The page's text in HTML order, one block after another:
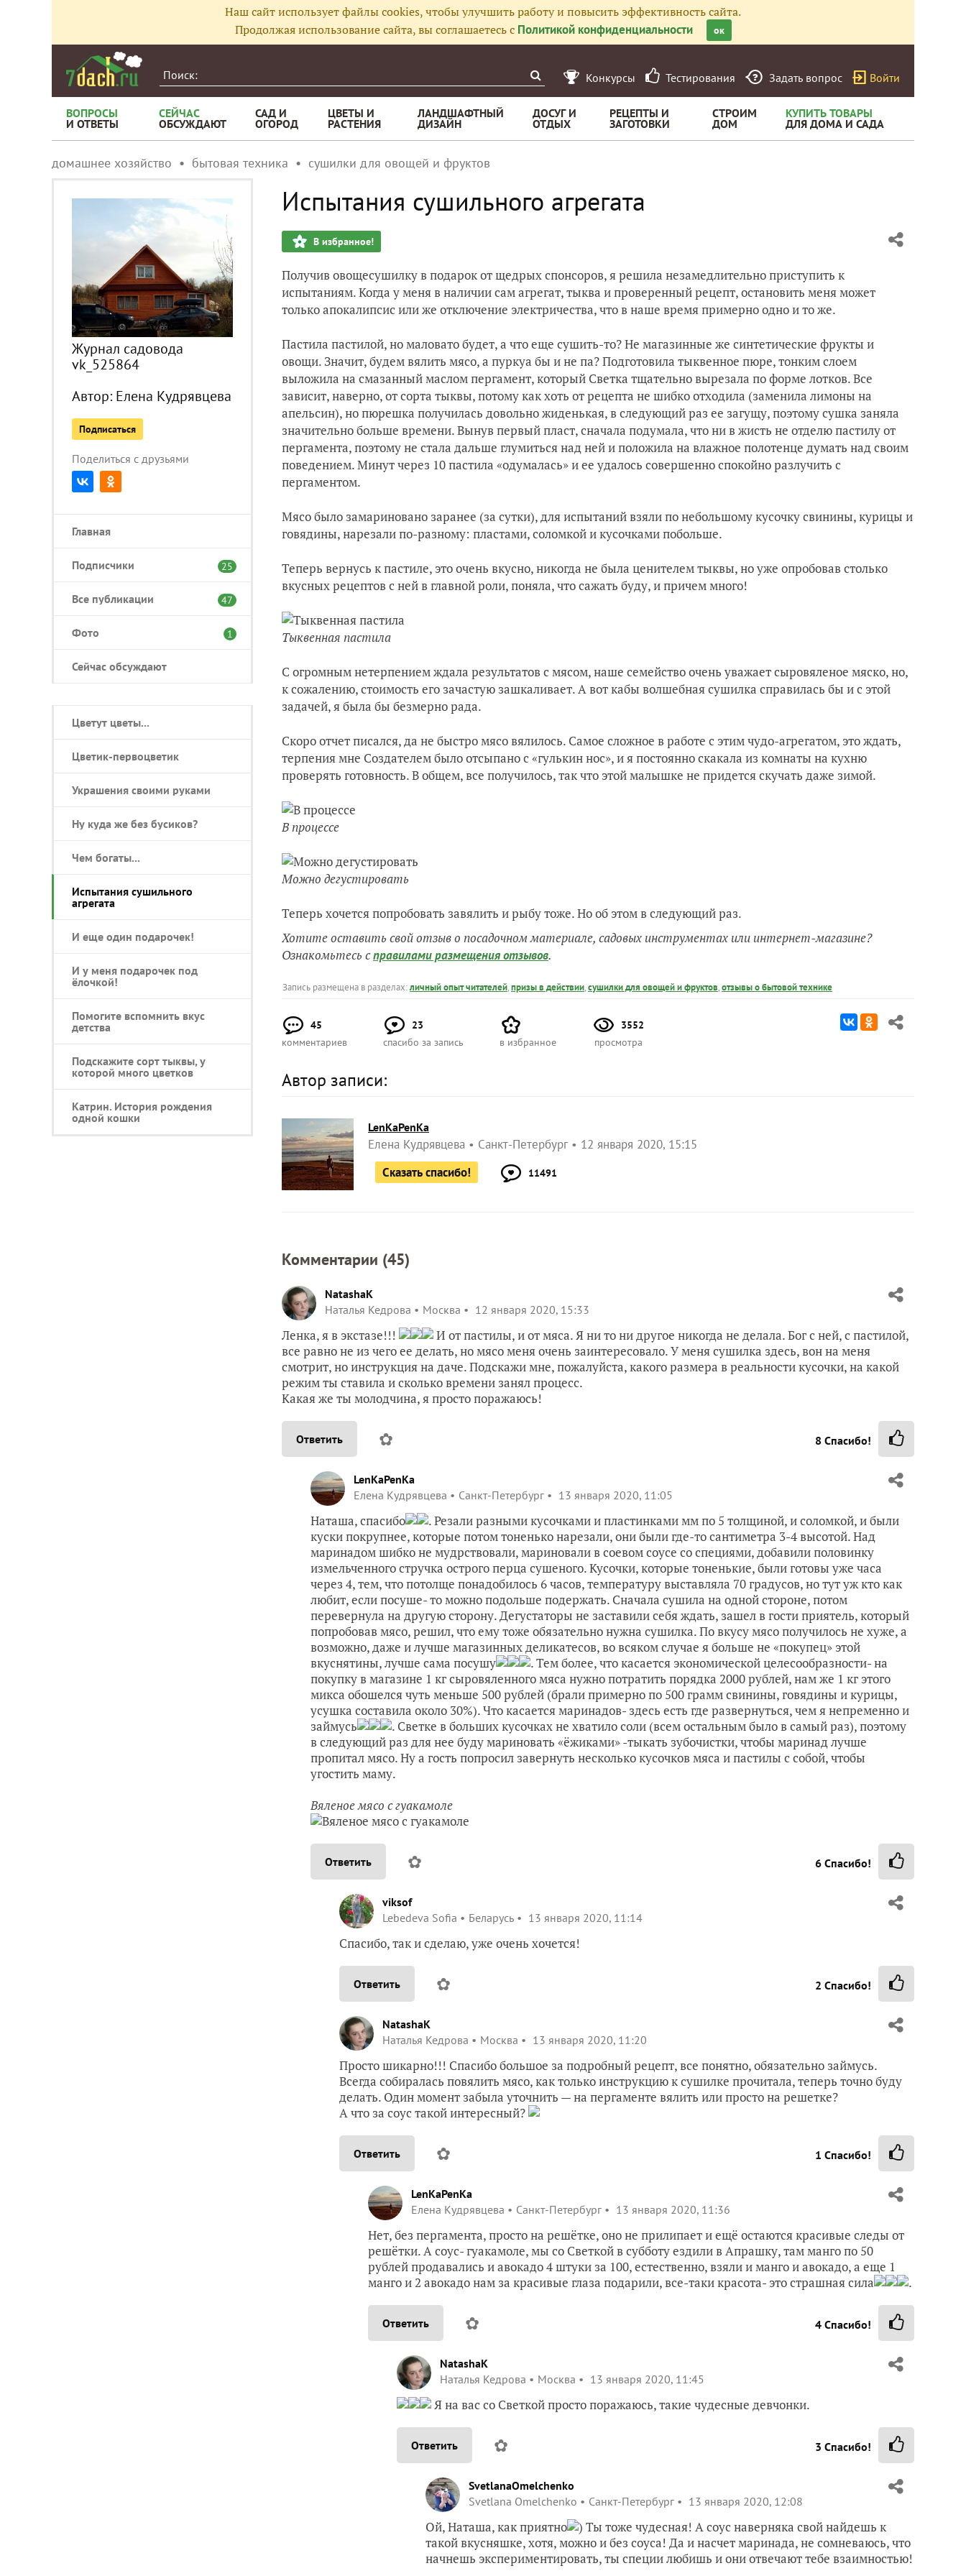
Наш сайт использует файлы cookies, чтобы улучшить работу и повысить эффективность сайта.
Продолжая использование сайта, вы соглашаетесь с Политикой конфиденциальности ок
Конкурсы Тестирования Задать вопрос Войти
ВОПРОСЫ
И ОТВЕТЫ
СЕЙЧАС
ОБСУЖДАЮТ
САД И
ОГОРОД
ЦВЕТЫ И
РАСТЕНИЯ
ЛАНДШАФТНЫЙ
ДИЗАЙН
ДОСУГ И
ОТДЫХ
РЕЦЕПТЫ И
ЗАГОТОВКИ
СТРОИМ
ДОМ
КУПИТЬ ТОВАРЫ
ДЛЯ ДОМА И САДА
домашнее хозяйство бытовая техника сушилки для овощей и фруктов
Журнал садовода
vk_525864
Автор: Елена Кудрявцева
Подписаться
Поделиться с друзьями
Главная
Подписчики 25
Все публикации 47
Фото 1
Сейчас обсуждают
Цветут цветы...
Цветик-первоцветик
Украшения своими руками
Ну куда же без бусиков?
Чем богаты...
Испытания сушильного
агрегата
И еще один подарочек!
И у меня подарочек под
ёлочкой!
Помогите вспомнить вкус
детства
Подскажите сорт тыквы, у
которой много цветков
Катрин. История рождения
одной кошки
Испытания сушильного агрегата
В избранное!
Получив овощесушилку в подарок от щедрых спонсоров, я решила незамедлительно приступить к
испытаниям. Когда у меня в наличии сам агрегат, тыква и проверенный рецепт, остановить меня может
только апокалипсис или же отключение электричества, что в наше время примерно одно и то же.
Пастила пастилой, но маловато будет, а что еще сушить-то? Не магазинные же синтетические фрукты и
овощи. Значит, будем вялить мясо, а пуркуа бы и не па? Подготовила тыквенное пюре, тонким слоем
выложила на смазанный маслом пергамент, который Светка тщательно вырезала по форме лотков. Все
зависит, наверно, от сорта тыквы, потому как хоть от рецепта не шибко отходила (заменила лимоны на
апельсин), но пюрешка получилась довольно жиденькая, в следующий раз ее загущу, поэтому сушка заняла
значительно больше времени. Вынув первый пласт, сначала подумала, что ни в жисть не отделю пастилу от
пергамента, поэтому не стала дальше глумиться над ней и положила на влажное полотенце думать над своим
поведением. Минут через 10 пастила «одумалась» и ее удалось совершенно спокойно разлучить с
пергаментом.
Мясо было замариновано заранее (за сутки), для испытаний взяли по небольшому кусочку свинины, курицы и
говядины, нарезали по-разному: пластами, соломкой и кусочками побольше.
Теперь вернусь к пастиле, это очень вкусно, никогда не была ценителем тыквы, но уже опробовав столько
вкусных рецептов с ней в главной роли, поняла, что сажать буду, и причем много!
Тыквенная пастила
С огромным нетерпением ждала результатов с мясом, наше семейство очень уважает сыровяленое мяско, но,
к сожалению, стоимость его зачастую зашкаливает. А вот кабы волшебная сушилка справилась бы и с этой
задачей, я была бы безмерно рада.
Скоро отчет писался, да не быстро мясо вялилось. Самое сложное в работе с этим чудо-агрегатом, это ждать,
терпения мне Создателем было отсыпано с «гулькин нос», и я постоянно скакала из комнаты на кухню
проверять готовность. В общем, все получилось, так что этой малышке не придется скучать даже зимой.
В процессе
Можно дегустировать
Теперь хочется попробовать завялить и рыбу тоже. Но об этом в следующий раз.
Хотите оставить свой отзыв о посадочном материале, садовых инструментах или интернет-магазине?
Ознакомьтесь справилами размещения отзывов.
Запись размещена в разделах:личный опыт читателей,призы в действии,сушилки для овощей и фруктов,отзывы о бытовой технике
45
комментариев
23
спасибо за запись
в избранное
3552
просмотра
Автор записи:
LenKaPenKa
Елена Кудрявцева Санкт-Петербург
12 января 2020, 15:15
Сказать спасибо!
11491
Комментарии (45)
NatashaK
Наталья Кедрова
Москва 12 января 2020, 15:33
Ленка, я в экстазе!!!
И от пастилы, и от мяса. Я ни то ни другое никогда не делала. Бог с ней, с пастилой,
все равно не из чего ее делать, но мясо меня очень заинтересовало. У меня сушилка здесь, вон на меня
смотрит, но инструкция на даче. Подскажи мне, пожалуйста, какого размера в реальности кусочки, на какой
режим ты ставила и сколько времени занял процесс.
Какая же ты молодчина, я просто поражаюсь!
Ответить ✿ 8 Спасибо!
LenKaPenKa
Елена Кудрявцева
Санкт-Петербург 13 января 2020, 11:05
Наташа, спасибо
. Резали разными кусочками и пластинками мм по 5 толщиной, и соломкой, и были
куски покрупнее, которые потом тоненько нарезали, они были где-то сантиметра 3-4 высотой. Над
маринадом шибко не мудрствовали, мариновали в соевом соусе со специями, добавили половинку
измельченного стручка острого перца сушеного. Кусочки, которые тоненькие, были готовы уже часа
через 4, тем, что потолще понадобилось 6 часов, температуру выставляла 70 градусов, но тут уж кто как
любит, если посуше- то можно подольше подержать. Сначала сушила на одной стороне, потом
перевернула на другую сторону. Дегустаторы не заставили себя ждать, зашел в гости приятель, который
попробовав мясо, решил, что ему тоже обязательно нужна сушилка. По вкусу мясо получилось не хуже, а
возможно, даже и лучше магазинных деликатесов, во всяком случае я больше не «покупец» этой
вкуснятины, лучше сама посушу
. Тем более, что касается экономической целесообразности- на
покупку в магазине 1 кг сыровяленного мяса нужно потратить порядка 2000 рублей, нам же 1 кг этого
микса обошелся чуть меньше 500 рублей (брали примерно по 500 грамм свинины, говядины и курицы,
усушка составила около 30%). Что касается маринадов- здесь есть где развернуться, чем я непременно и
займусь
. Светке в больших кусочках не хватило соли (всем остальным было в самый раз), поэтому
в следующий раз для нее буду мариновать «ёжиками» -тыкать зубочистки, чтобы маринад лучше
пропитал мясо. Ну а гость попросил завернуть несколько кусочков мяса и пастилы с собой, чтобы
угостить маму.
Вяленое мясо с гуакамоле
Ответить ✿ 6 Спасибо!
viksof
Lebedeva Sofia
Беларусь 13 января 2020, 11:14
Спасибо, так и сделаю, уже очень хочется!
Ответить ✿ 2 Спасибо!
NatashaK
Наталья Кедрова
Москва 13 января 2020, 11:20
Просто шикарно!!! Спасибо большое за подробный рецепт, все понятно, обязательно займусь.
Всегда собиралась повялить мясо, как только инструкцию к сушилке прочитала, теперь точно буду
делать. Один момент забыла уточнить — на пергаменте вялить или просто на решетке?
А что за соус такой интересный?
Ответить ✿ 1 Спасибо!
LenKaPenKa
Елена Кудрявцева
Санкт-Петербург 13 января 2020, 11:36
Нет, без пергамента, просто на решётке, оно не прилипает и ещё остаются красивые следы от
решётки. А соус- гуакамоле, мы со Светкой в субботу ездили в Апрашку, там манго по 50
рублей продавались и авокадо 4 штуки за 100, естественно, взяли и манго и авокадо, а еще 1
манго и 2 авокадо нам за красивые глаза подарили, все-таки красота- это страшная сила
.
Ответить ✿ 4 Спасибо!
NatashaK
Наталья Кедрова
Москва 13 января 2020, 11:45
Я на вас со Светкой просто поражаюсь, такие чудесные девчонки.
Ответить ✿ 3 Спасибо!
SvetlanaOmelchenko
Svetlana Omelchenko
Санкт-Петербург 13 января 2020, 12:08
Ой, Наташа, как приятно
) Ты тоже чудесная! А соус наверняка свой найдешь к
такой вкусняшке, хотя, можно и без соуса! Да и насчет маринада, не сомневаюсь, что
начнешь экспериментировать, ты специи любишь и они отвечают тебе взаимностью!